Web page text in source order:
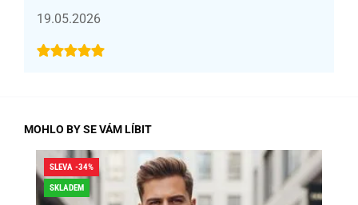
19.05.2026
MOHLO BY SE VÁM LÍBIT
SLEVA -34%
SKLADEM